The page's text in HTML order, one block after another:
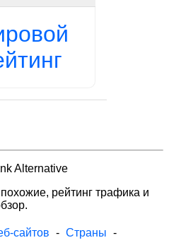
Alternative
рейтинг трафика и
сайтов - Страны -